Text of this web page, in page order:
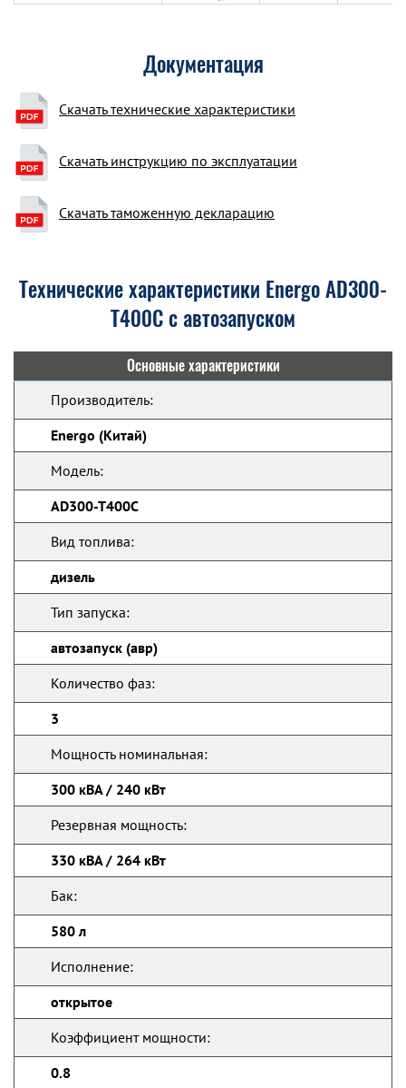
Документация
Скачать технические характеристики
Скачать инструкцию по эксплуатации
Скачать таможенную декларацию
Технические характеристики Energo AD300-
T400C с автозапуском
Основные характеристики
Производитель:
Energo (Китай)
Модель:
AD300-T400C
Вид топлива:
дизель
Тип запуска:
автозапуск (авр)
Количество фаз:
3
Мощность номинальная:
300 кВА / 240 кВт
Резервная мощность:
330 кВА / 264 кВт
Бак:
580 л
Исполнение:
открытое
Коэффициент мощности:
0.8